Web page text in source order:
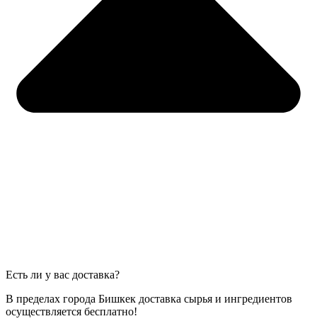
Есть ли у вас доставка?
В пределах города Бишкек доставка сырья и ингредиентов
осуществляется бесплатно!